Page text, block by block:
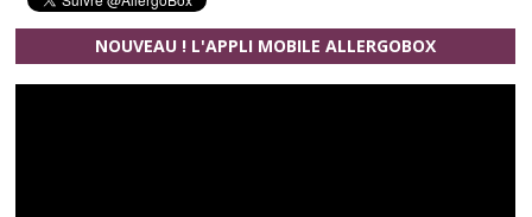
NOUVEAU ! L'APPLI MOBILE ALLERGOBOX